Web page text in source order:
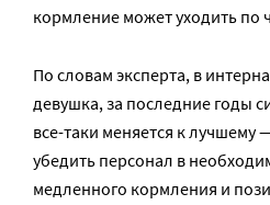
кормление может уходить по
По словам эксперта, в
девушка, за последние годы
все-таки меняется к лучшему
убедить персонал в
медленного кормления и